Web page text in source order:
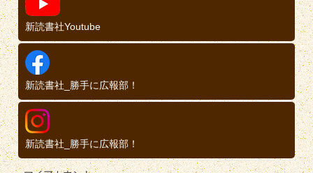
新読書社Youtube
新読書社_勝手に広報部！
新読書社_勝手に広報部！